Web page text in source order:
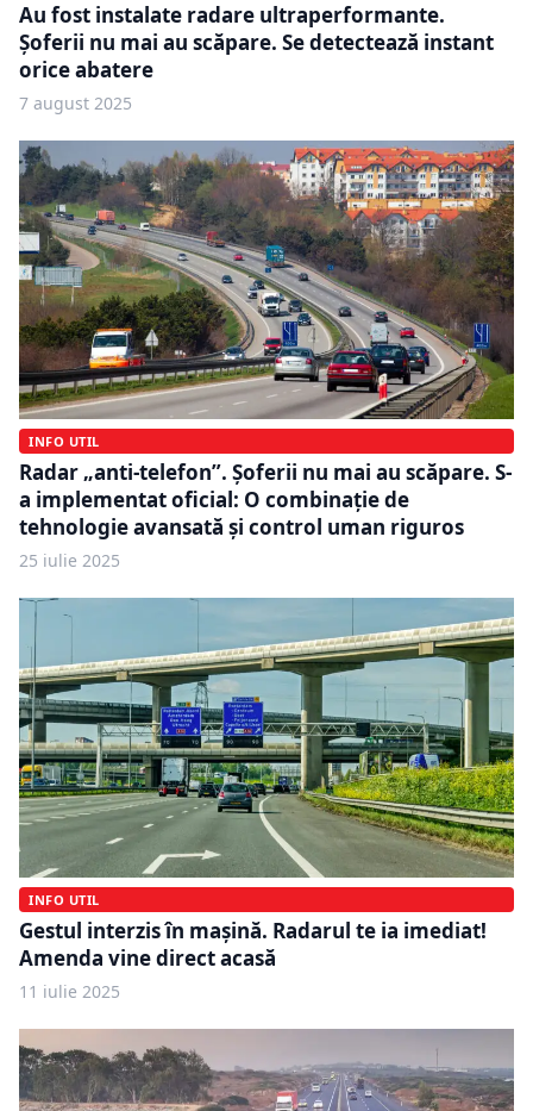
Au fost instalate radare ultraperformante.
Șoferii nu mai au scăpare. Se detectează instant
orice abatere
7 august 2025
INFO UTIL
Radar „anti-telefon”. Șoferii nu mai au scăpare. S-
a implementat oficial: O combinație de
tehnologie avansată și control uman riguros
25 iulie 2025
INFO UTIL
Gestul interzis în mașină. Radarul te ia imediat!
Amenda vine direct acasă
11 iulie 2025